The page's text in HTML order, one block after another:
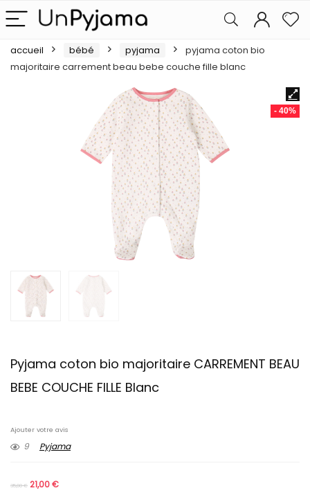
accueil bébé pyjama
pyjama coton bio
majoritaire carrement beau bebe couche fille blanc
- 40%
Pyjama coton bio majoritaire CARREMENT BEAU
BEBE COUCHE FILLE Blanc
Ajouter votre avis
9 Pyjama
35,00€ 21,00€